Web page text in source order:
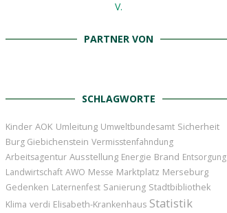
PARTNER VON
SCHLAGWORTE
Kinder AOK Umleitung Umweltbundesamt Sicherheit
Burg Giebichenstein Vermisstenfahndung
Arbeitsagentur Ausstellung Energie Brand Entsorgung
Landwirtschaft AWO Messe Marktplatz Merseburg
Gedenken Laternenfest Sanierung Stadtbibliothek
Klima verdi Elisabeth-Krankenhaus Statistik